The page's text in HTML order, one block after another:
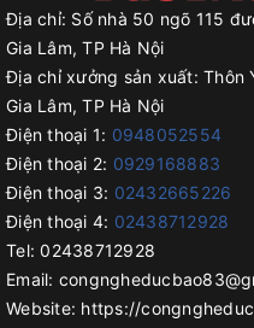
Địa chỉ: Số nhà 50 ngõ 115
Gia Lâm, TP Hà Nội
Địa chỉ xưởng sản xuất: Thôn
Gia Lâm, TP Hà Nội
Điện thoại 1: 0948052554
Điện thoại 2: 0929168883
Điện thoại 3: 02432665226
Điện thoại 4: 02438712928
Tel: 02438712928
Email:
Website: https://